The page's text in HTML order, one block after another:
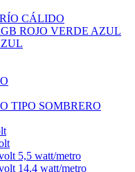
CÁLIDO
ROJO VERDE AZUL
TIPO SOMBRERO
5,5 watt/metro
14,4 watt/metro